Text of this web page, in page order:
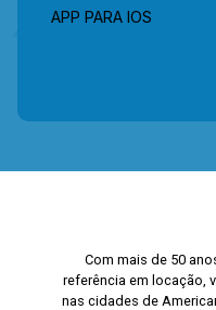
APP PARA IOS
Com mais de 50
referência em locação,
nas cidades de